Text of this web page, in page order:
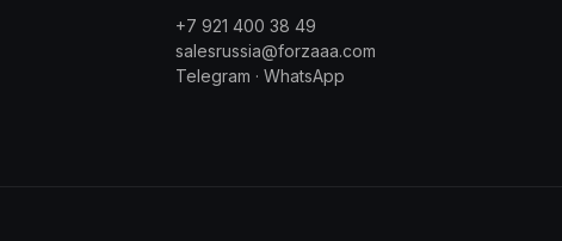
+7 921 400 38 49
salesrussia@forzaaa.com
Telegram · WhatsApp